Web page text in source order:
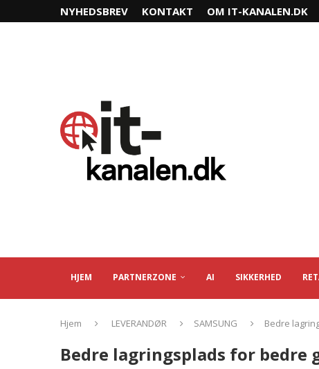
NYHEDSBREV KONTAKT OM IT-KANALEN.DK
HJEM PARTNERZONE AI SIKKERHED
Hjem LEVERANDØR SAMSUNG Bedre
Bedre lagringsplads for bedre